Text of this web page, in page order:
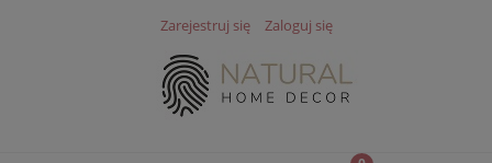
Zarejestruj się Zaloguj się